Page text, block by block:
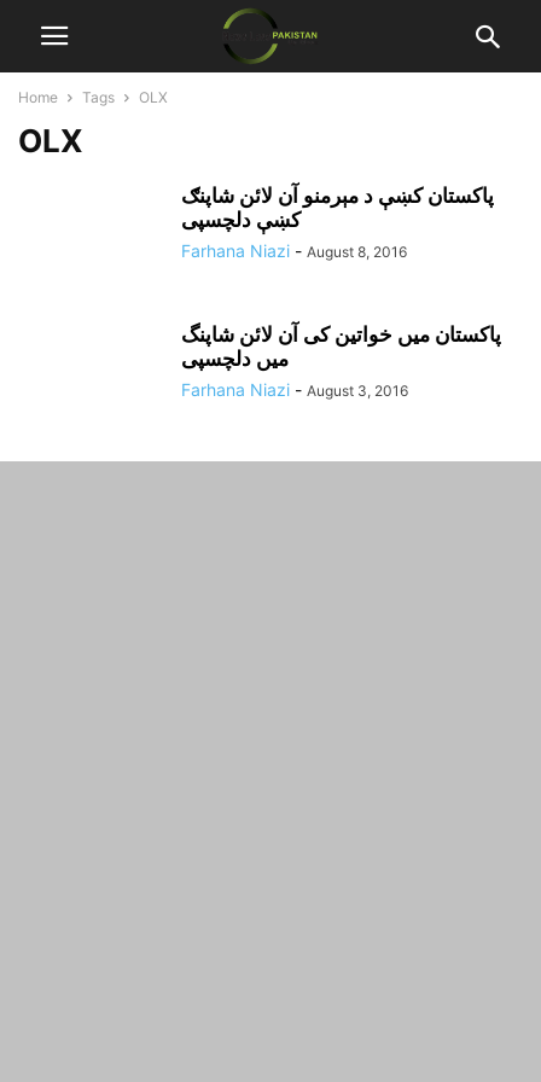
Home Tags OLX
OLX
پاکستان کښې د مېرمنو آن لائن شاپنګ
کښې دلچسپى
Farhana Niazi - August 8, 2016
پاکستان میں خواتین کی آن لائن شاپنگ
میں دلچسپی
Farhana Niazi - August 3, 2016